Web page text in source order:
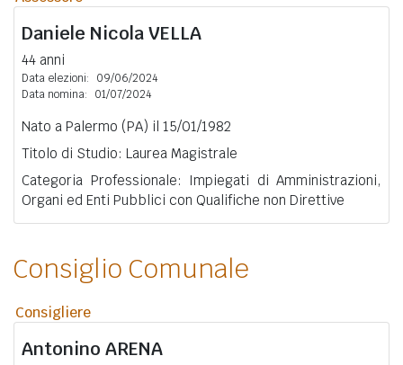
Daniele NicolaVELLA
44 anni
Data elezioni:
09/06/2024
Data nomina:
01/07/2024
Nato a Palermo (PA) il 15/01/1982
Titolo di Studio: Laurea Magistrale
Categoria Professionale: Impiegati di Amministrazioni,
Organi ed Enti Pubblici con Qualifiche non Direttive
Consiglio Comunale
Consigliere
Antonino ARENA